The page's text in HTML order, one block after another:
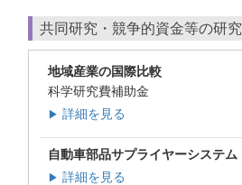
共同研究・競争的資金等の研究
地域産業の国際比較
科学研究費補助金
▶ 詳細を見る
自動車部品サプライヤーシステム
▶ 詳細を見る